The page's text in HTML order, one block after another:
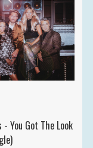
- You Got The Look